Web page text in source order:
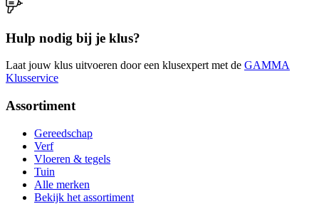
Hulp nodig bij je klus?
Laat jouw klus uitvoeren door een klusexpert met de GAMMA
Klusservice
Assortiment
Gereedschap
Verf
Vloeren & tegels
Tuin
Alle merken
Bekijk het assortiment